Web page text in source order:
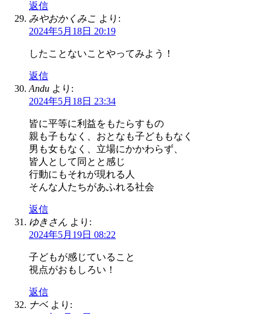
返信
みやおかくみこ より:
2024年5月18日 20:19
したことないことやってみよう！
返信
Andu より:
2024年5月18日 23:34
皆に平等に利益をもたらすもの
親も子もなく、おとなも子どももなく
男も女もなく、立場にかかわらず、
皆人として同とと感じ
行動にもそれが現れる人
そんな人たちがあふれる社会
返信
ゆきさん より:
2024年5月19日 08:22
子どもが感じていること
視点がおもしろい！
返信
ナベ より: